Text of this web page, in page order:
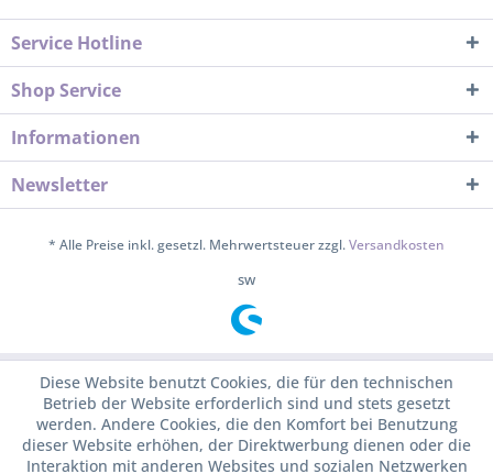
Service Hotline
Shop Service
Informationen
Newsletter
* Alle Preise inkl. gesetzl. Mehrwertsteuer zzgl.Versandkosten
sw
Diese Website benutzt Cookies, die für den technischen
Betrieb der Website erforderlich sind und stets gesetzt
werden. Andere Cookies, die den Komfort bei Benutzung
dieser Website erhöhen, der Direktwerbung dienen oder die
Interaktion mit anderen Websites und sozialen Netzwerken